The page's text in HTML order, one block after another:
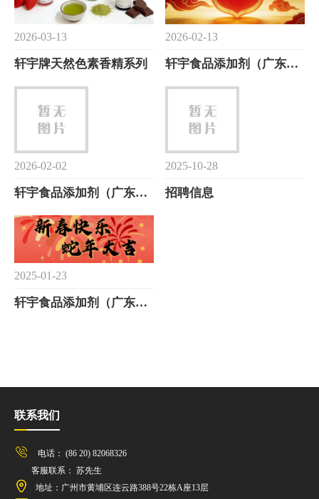
2026-03-13
轩宇牌天然色素香精系列
2026-02-13
轩宇食品添加剂（广东）有限公司春节放假安排
2026-02-02
轩宇食品添加剂（广东）有限公司地址变更通知
2025-10-28
招聘信息
2025-01-23
轩宇食品添加剂（广东）有限公司春节放假安排
联系我们
电话： (86 20) 82068326
客服联系： 苏先生
地址：广州市黄埔区连云路388号22栋A座13层